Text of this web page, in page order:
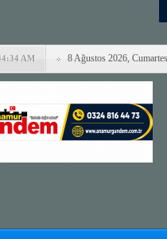
AM 8 Ağustos 2026,